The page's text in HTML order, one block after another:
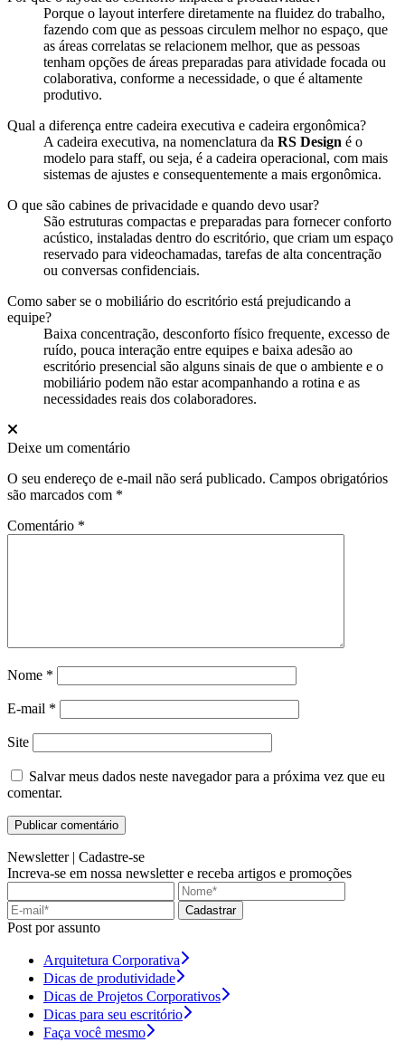
Porque o layout interfere diretamente na fluidez do trabalho,
fazendo com que as pessoas circulem melhor no espaço, que
as áreas correlatas se relacionem melhor, que as pessoas
tenham opções de áreas preparadas para atividade focada ou
colaborativa, conforme a necessidade, o que é altamente
produtivo.
Qual a diferença entre cadeira executiva e cadeira ergonômica?
A cadeira executiva, na nomenclatura da RS Design é o
modelo para staff, ou seja, é a cadeira operacional, com mais
sistemas de ajustes e consequentemente a mais ergonômica.
O que são cabines de privacidade e quando devo usar?
São estruturas compactas e preparadas para fornecer conforto
acústico, instaladas dentro do escritório, que criam um espaço
reservado para videochamadas, tarefas de alta concentração
ou conversas confidenciais.
Como saber se o mobiliário do escritório está prejudicando a
equipe?
Baixa concentração, desconforto físico frequente, excesso de
ruído, pouca interação entre equipes e baixa adesão ao
escritório presencial são alguns sinais de que o ambiente e o
mobiliário podem não estar acompanhando a rotina e as
necessidades reais dos colaboradores.
Deixe um comentário
O seu endereço de e-mail não será publicado. Campos obrigatórios
são marcados com *
Comentário *
Nome *
E-mail *
Site
Salvar meus dados neste navegador para a próxima vez que eu
comentar.
Newsletter | Cadastre-se
Increva-se em nossa newsletter e receba artigos e promoções
Cadastrar
Post por assunto
Arquitetura Corporativa
Dicas de produtividade
Dicas de Projetos Corporativos
Dicas para seu escritório
Faça você mesmo